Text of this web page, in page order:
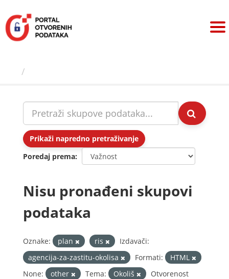
sadržaj
Prikaži napredno pretraživanje
Poredaj prema
Nisu pronađeni skupovi
podataka
Oznake: plan ris
Izdavači:
agencija-za-zastitu-okolisa
Formati:
HTML
None:
other Tema: Okoliš
Otvorenost